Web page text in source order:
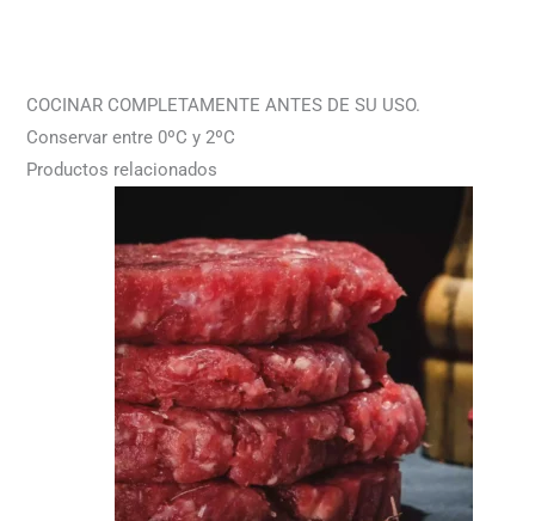
COCINAR COMPLETAMENTE ANTES DE SU USO.
Conservar entre 0ºC y 2ºC
Productos relacionados